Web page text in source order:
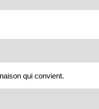
qui convient.